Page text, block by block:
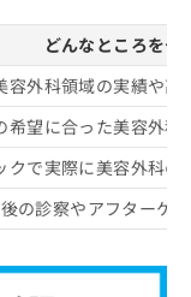
どんなところをチ
容外科領域の実績や高
希望に合った美容外
クで実際に美容外科
の診察やアフターケ